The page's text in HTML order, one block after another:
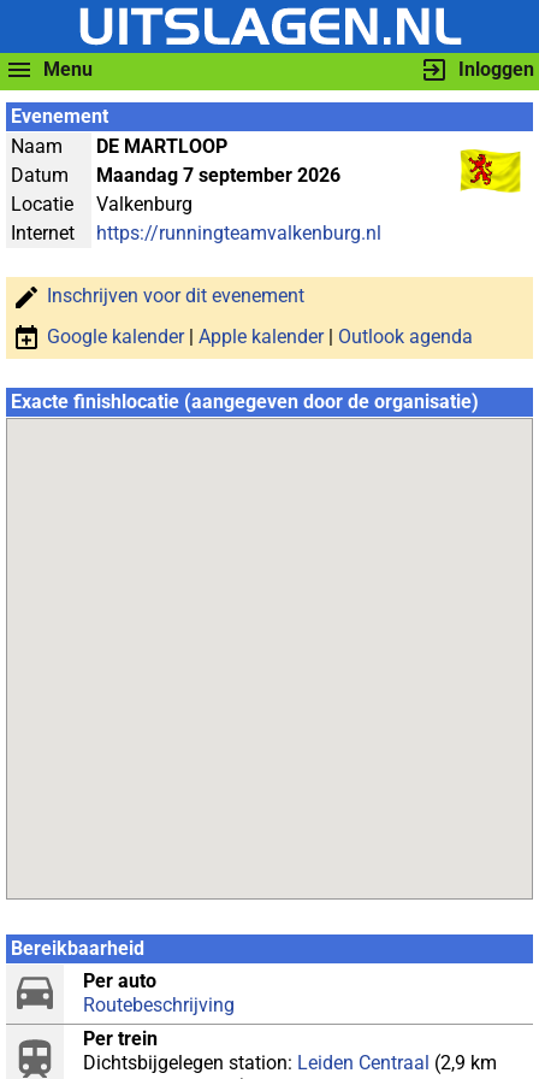
Menu Inloggen
Evenement
Naam
DE MARTLOOP
Datum
Maandag 7 september 2026
Locatie
Valkenburg
Internet
https://runningteamvalkenburg.nl
Inschrijven voor dit evenement
Google kalender| Apple kalender| Outlook agenda
Exacte finishlocatie (aangegeven door de organisatie)
Bereikbaarheid
Per auto
Routebeschrijving
Per trein
Dichtsbijgelegen station: Leiden Centraal (2,9 km